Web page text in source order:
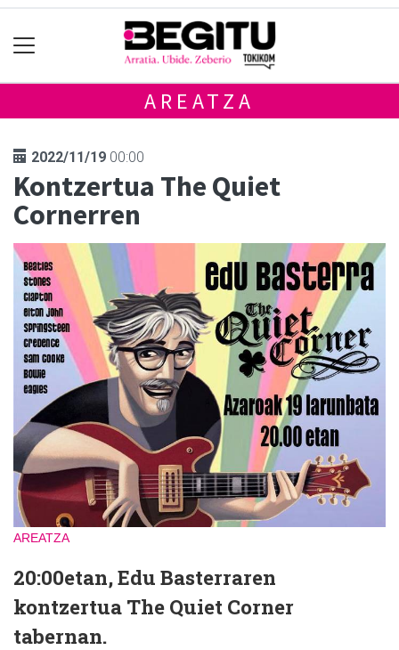
AREATZA
2022/11/19 00:00
Kontzertua The Quiet
Cornerren
AREATZA
20:00etan, Edu Basterraren
kontzertua The Quiet Corner
tabernan.